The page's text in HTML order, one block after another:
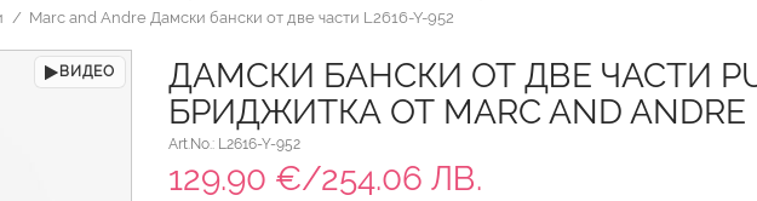
Marc and Andre Дамски бански от две части L2616-Y-952
ВИДЕО
ДАМСКИ БАНСКИ ОТ ДВЕ ЧАСТИ
БРИДЖИТКА ОТ MARC AND ANDRE
Art.No.: L2616-Y-952
129.90 €/254.06 ЛВ.